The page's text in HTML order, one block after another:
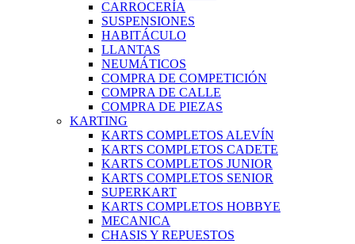
CARROCERÍA
SUSPENSIONES
HABITÁCULO
LLANTAS
NEUMÁTICOS
COMPRA DE COMPETICIÓN
COMPRA DE CALLE
COMPRA DE PIEZAS
KARTING
KARTS COMPLETOS ALEVÍN
KARTS COMPLETOS CADETE
KARTS COMPLETOS JUNIOR
KARTS COMPLETOS SENIOR
SUPERKART
KARTS COMPLETOS HOBBYE
MECANICA
CHASIS Y REPUESTOS